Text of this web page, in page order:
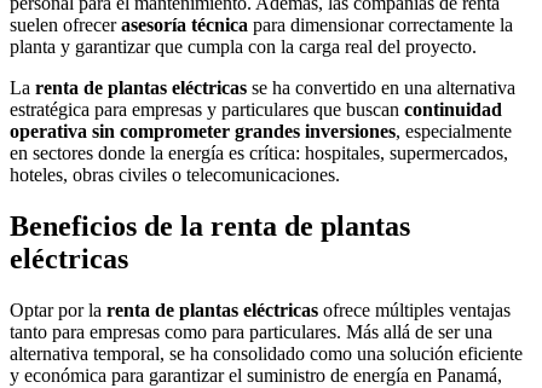
suelen ofrecerasesoría técnica para dimensionar correctamente la
planta y garantizar que cumpla con la carga real del proyecto.
La renta de plantas eléctricas se ha convertido en una alternativa
estratégica para empresas y particulares que buscan continuidad
operativa sin comprometer grandes inversiones, especialmente
en sectores donde la energía es crítica: hospitales, supermercados,
hoteles, obras civiles o telecomunicaciones.
Beneficios de la renta de plantas
eléctricas
Optar por la renta de plantas eléctricas ofrece múltiples ventajas
tanto para empresas como para particulares. Más allá de ser una
alternativa temporal, se ha consolidado como una solución eficiente
y económica para garantizar el suministro de energía en Panamá,